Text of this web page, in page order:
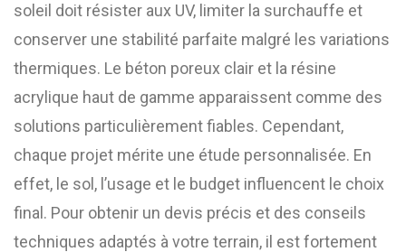
soleil doit résister aux UV, limiter la surchauffe et
conserver une stabilité parfaite malgré les variations
thermiques. Le béton poreux clair et la résine
acrylique haut de gamme apparaissent comme des
solutions particulièrement fiables. Cependant,
chaque projet mérite une étude personnalisée. En
effet, le sol, l’usage et le budget influencent le choix
final. Pour obtenir un devis précis et des conseils
techniques adaptés à votre terrain, il est fortement